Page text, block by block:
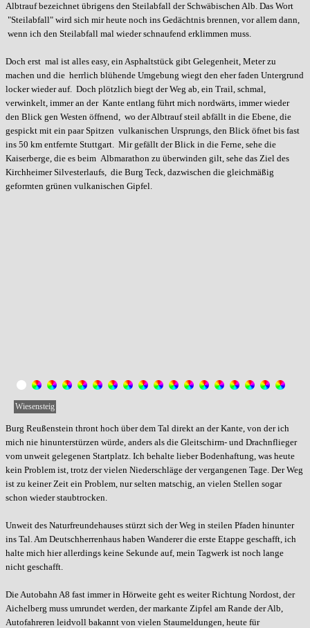
Albtrauf bezeichnet übrigens den Steilabfall der Schwäbischen Alb. Das Wort
"Steilabfall" wird sich mir heute noch ins Gedächtnis brennen, vor allem dann,
wenn ich den Steilabfall mal wieder schnaufend erklimmen muss.
Doch erst mal ist alles easy, ein Asphaltstück gibt Gelegenheit, Meter zu
machen und die herrlich blühende Umgebung wiegt den eher faden Untergrund
locker wieder auf. Doch plötzlich biegt der Weg ab, ein Trail, schmal,
verwinkelt, immer an der Kante entlang führt mich nordwärts, immer wieder
den Blick gen Westen öffnend, wo der Albtrauf steil abfällt in die Ebene, die
gespickt mit ein paar Spitzen vulkanischen Ursprungs, den Blick öfnet bis fast
ins 50 km entfernte Stuttgart. Mir gefällt der Blick in die Ferne, sehe die
Kaiserberge, die es beim Albmarathon zu überwinden gilt, sehe das Ziel des
Kirchheimer Silvesterlaufs, die Burg Teck, dazwischen die gleichmäßig
geformten grünen vulkanischen Gipfel.
Wiesensteig
Burg Reußenstein thront hoch über dem Tal direkt an der Kante, von der ich
mich nie hinunterstürzen würde, anders als die Gleitschirm- und Drachnflieger
vom unweit gelegenen Startplatz. Ich behalte lieber Bodenhaftung, was heute
kein Problem ist, trotz der vielen Niederschläge der vergangenen Tage. Der Weg
ist zu keiner Zeit ein Problem, nur selten matschig, an vielen Stellen sogar
schon wieder staubtrocken.
Unweit des Naturfreundehauses stürzt sich der Weg in steilen Pfaden hinunter
ins Tal. Am Deutschherrenhaus haben Wanderer die erste Etappe geschafft, ich
halte mich hier allerdings keine Sekunde auf, mein Tagwerk ist noch lange
nicht geschafft.
Die Autobahn A8 fast immer in Hörweite geht es weiter Richtung Nordost, der
Aichelberg muss umrundet werden, der markante Zipfel am Rande der Alb,
Autofahreren leidvoll bakannt von vielen Staumeldungen, heute für